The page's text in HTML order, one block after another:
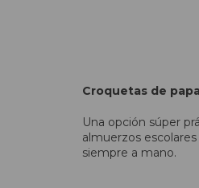
Croquetas de
Una opción súper
almuerzos
siempre a mano.